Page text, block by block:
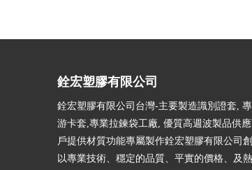
銓宏塑膠有限公司
銓宏塑膠有限公司台灣-主要製造識別證套,
游卡套,專業拉鍊袋工廠, 優質高週波製品供
戶提供材質功能專屬製作銓宏塑膠有限公司
以專業技術、穩定的品質、平實的價格、及